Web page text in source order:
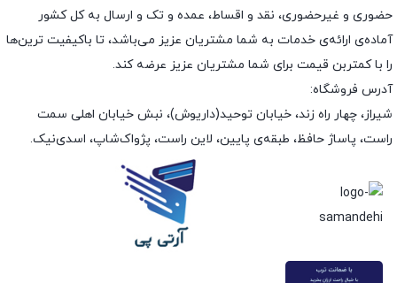
حضوری و غیرحضوری، نقد و اقساط، عمده و تک و ارسال به کل کشور
آماده‌ی ارائه‌ی خدمات به شما مشتریان عزیز می‌باشد، تا باکیفیت ترین‌ها
را با کمتربن قیمت برای شما مشتریان عزیز عرضه کند.
آدرس فروشگاه:
شیراز، چهار راه زند، خیابان توحید(داریوش)، نبش خیابان اهلی سمت
راست، پاساژ حافظ، طبقه‌ی پایین، لاین راست، پژواک‌شاپ، اسدی‌نیک.